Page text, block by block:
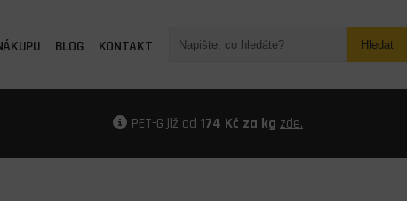
BLOG KONTAKT Hledat
PET-G již od 174 Kč za kg zde.